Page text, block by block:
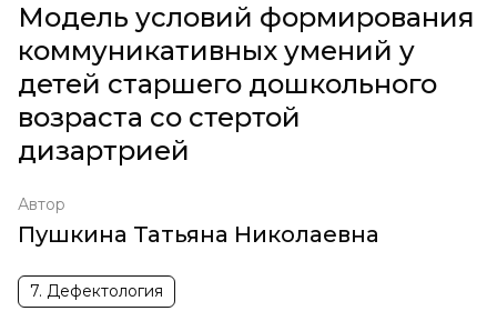
Модель условий формирования
коммуникативных умений у
детей старшего дошкольного
возраста со стертой
дизартрией
Автор
Пушкина Татьяна Николаевна
7. Дефектология